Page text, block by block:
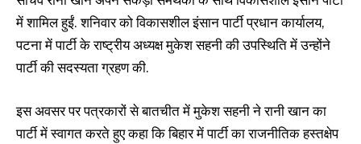
में शामिल हुईं. शनिवार को विकासशील इंसान पार्टी प्रधान कार्यालय,
पटना में पार्टी के राष्ट्रीय अध्यक्ष मुकेश सहनी की उपस्थिति में उन्होंने
पार्टी की सदस्यता ग्रहण की.
इस अवसर पर पत्रकारों से बातचीत में मुकेश सहनी ने रानी खान का
पार्टी में स्वागत करते हुए कहा कि बिहार में पार्टी का राजनीतिक हस्तक्षेप